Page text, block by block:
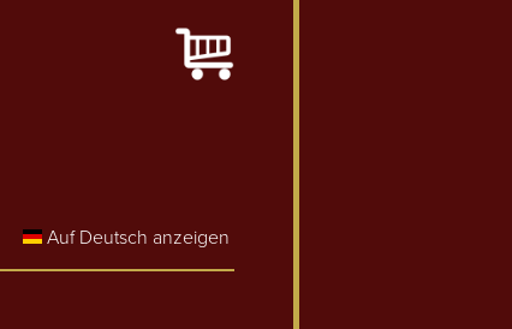
Auf Deutsch anzeigen